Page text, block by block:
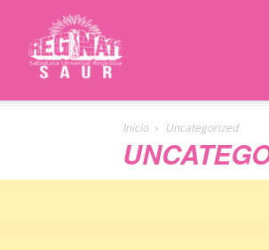
Inicio Uncategorized